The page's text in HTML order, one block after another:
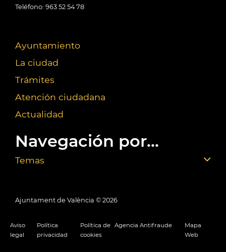
Teléfono: 963 52 54 78
Ayuntamiento
La ciudad
Trámites
Atención ciudadana
Actualidad
Navegación por...
Temas
Ajuntament de València © 2026
Aviso
legal
Política
privacidad
Política de
cookies
Agencia Antifraude
Mapa
Web